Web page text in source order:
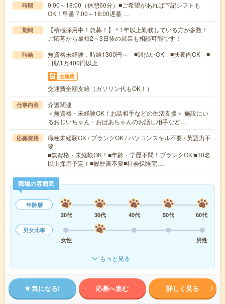
時間
9:00～18:00（休憩60分）■ご希望があれば下記シフトも
OK！早番 7:00～16:00遅番 …
期間
【積極採用中！急募！】＊1年以上勤務している方が多数！
ご応募から最短2～3日後の就業も相談可能です！
時給
無資格未経験：時給1300円～ ■週払いOK ■扶養内OK ■
日収1万400円以上
交通費
交通費全額支給（ガソリン代もOK！）
仕事内容
介護関連
＜無資格・未経験OK！お話相手などの生活支援＞ 施設にい
るおじいちゃん・おばあちゃんのお話し相手など…
応募資格
職種未経験OK / ブランクOK / パソコンスキル不要 / 英語力不
要
■無資格・未経験OK！■年齢・学歴不問！ブランクOK!■10名
以上採用予定！■履歴書不要■社会保険完…
職場の雰囲気
年齢層
20代
30代 40代 50代
60代
男女比率
女性
男性
もっと見る
気になる! 応募へ進む 詳しく見る